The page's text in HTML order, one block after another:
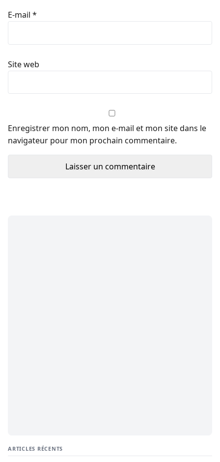
E-mail *
Site web
Enregistrer mon nom, mon e-mail et mon site dans le
navigateur pour mon prochain commentaire.
ARTICLES RÉCENTS